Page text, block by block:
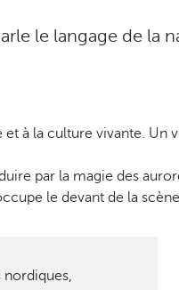
le langage de la
à la culture vivante.
par la magie des
le devant de la